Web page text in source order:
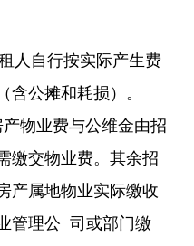
人自行按实际产生费
含公摊和耗损）。
物业费与公维金由招
缴交物业费。其余招
产属地物业实际缴收
管理公 司或部门缴